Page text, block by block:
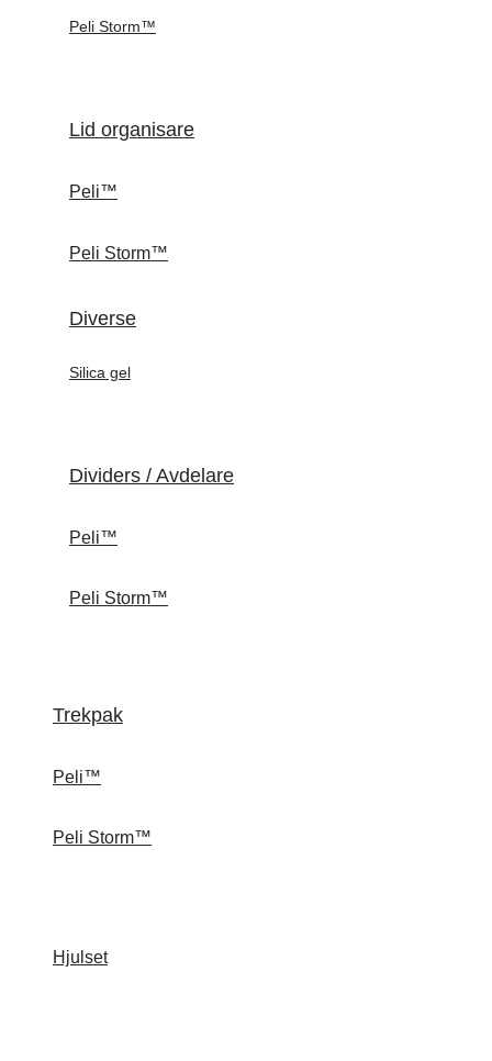
Peli Storm™
Lid organisare
Peli™
Peli Storm™
Diverse
Silica gel
Dividers / Avdelare
Peli™
Peli Storm™
Trekpak
Peli™
Peli Storm™
Hjulset